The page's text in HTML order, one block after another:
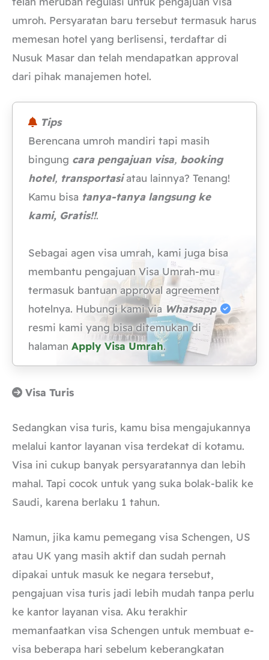
umroh. Persyaratan baru tersebut termasuk harus
memesan hotel yang berlisensi, terdaftar di
Nusuk Masar dan telah mendapatkan approval
dari pihak manajemen hotel.
Tips
Berencana umroh mandiri tapi masih
bingung cara pengajuan visa, booking
hotel, transportasiatau lainnya? Tenang!
Kamu bisa tanya-tanya langsung ke
kami, Gratis!!.
Sebagai agen visa umrah, kami juga bisa
membantu pengajuan Visa Umrah-mu
termasuk bantuan approval agreement
hotelnya. Hubungi kami via Whatsapp
resmi kami yang bisa ditemukan di
halaman Apply Visa Umrah.
Visa Turis
Sedangkan visa turis, kamu bisa mengajukannya
melalui kantor layanan visa terdekat di kotamu.
Visa ini cukup banyak persyaratannya dan lebih
mahal. Tapi cocok untuk yang suka bolak-balik ke
Saudi, karena berlaku 1 tahun.
Namun, jika kamu pemegang visa Schengen, US
atau UK yang masih aktif dan sudah pernah
dipakai untuk masuk ke negara tersebut,
pengajuan visa turis jadi lebih mudah tanpa perlu
ke kantor layanan visa. Aku terakhir
memanfaatkan visa Schengen untuk membuat e-
visa beberapa hari sebelum keberangkatan